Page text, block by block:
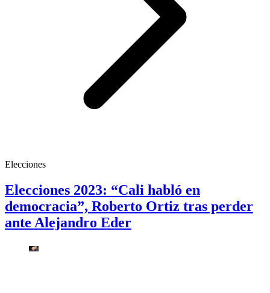
Elecciones
Elecciones 2023: “Cali habló en
democracia”, Roberto Ortiz tras perder
ante Alejandro Eder